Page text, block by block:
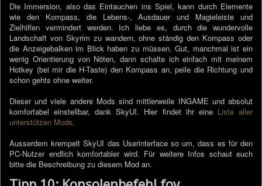
Die Immersion, also das Eintauchen ins Spiel, kann durch Elemente
wie den Kompass, die Lebens-, Ausdauer und Magieleiste und
Zielhilfen vermindert werden. Ich liebe es, durch die wundervolle
Landschaft von Skyrim zu wandern, ohne ständig den Kompass oder
die Anzeigebalken im Blick haben zu müssen. Gut, manchmal ist ein
wenig Orientierung von Nöten, dann schalte ich einfach mit meinem
Hotkey (bei mir die H-Taste) den Kompass an, peile die Richtung und
schon gehts ohne weiter.
Dieser und viele andere Mods sind mittlerweile INGAME und absolut
komfortabel einstellbar, dank SkyUI. Hier findet ihr eine Liste aller
unterstützen Mods.
Ausserdem krempelt SkyUI das Userinterface so um, dass es für den
PC-Nutzer endlich komfortabler wird. Für weitere Infos schaut euch
bitte die Beschreibung zu diesem Mod an.